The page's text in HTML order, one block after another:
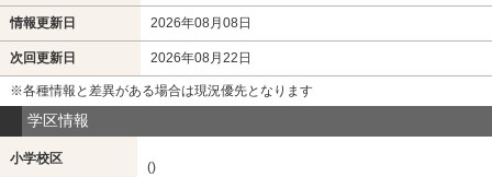
情報更新日 2026年08月08日
次回更新日 2026年08月22日
※各種情報と差異がある場合は現況優先となります
学区情報
小学校区
()